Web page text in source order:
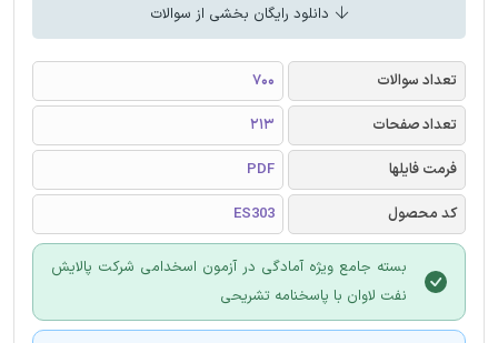
دانلود رایگان بخشی از سوالات
تعداد سوالات
700
تعداد صفحات
213
فرمت فایلها
PDF
کد محصول
ES303
بسته جامع ویژه آمادگی در آزمون اسخدامی شرکت پالایش
نفت لاوان با پاسخنامه تشریحی